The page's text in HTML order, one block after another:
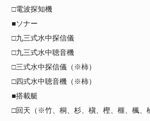
□電波探知機
■ソナー
□九三式水中探信儀
□九三式水中聴音機
□三式水中探信儀（※柿）
□四式水中聴音機（※柿）
■搭載艇
□回天（※竹、桐、杉、槇、樫、榧、楓、